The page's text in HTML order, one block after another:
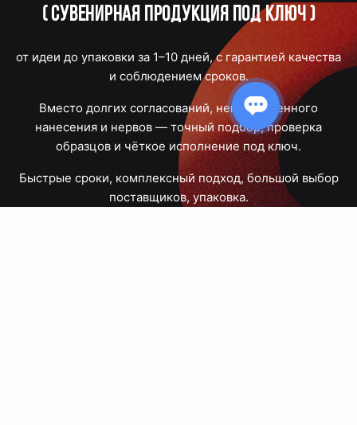
(Сувенирная продукция под ключ)
от идеи до упаковки за 1–10 дней, с гарантией качества
и соблюдением сроков.
Вместо долгих согласований, некачественного
нанесения и нервов — точный подбор, проверка
образцов и чёткое исполнение под ключ.
Быстрые сроки, комплексный подход, большой выбор
поставщиков, упаковка.